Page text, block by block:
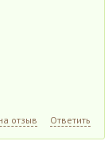
отзыв Ответить